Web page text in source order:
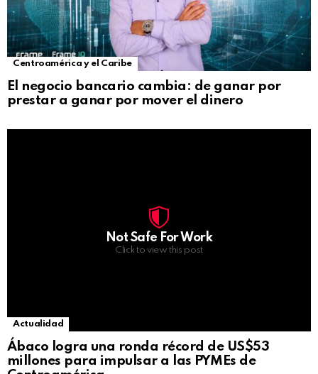
Centroamérica y el Caribe
El negocio bancario cambia: de ganar por
prestar a ganar por mover el dinero
Not Safe For Work
Click to view this post
Actualidad
Ábaco logra una ronda récord de US$53
millones para impulsar a las PYMEs de